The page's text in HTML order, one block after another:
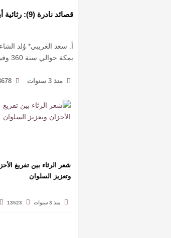
قصائد نادرة (9): رثائية أبي الحسن التهامي لابنه
أ. سعد الغريبي* وُلد
منذ 3 سنوات
شعر الرثاء بين تفريغ
وتعزيز السلوان
منذ 3 سنوات 13523